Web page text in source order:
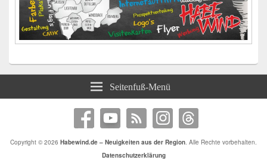
Seitenfuß-Menü
Copyright © 2026 Habewind.de – Neuigkeiten aus der Region. Alle Rechte vorbehalten.
Datenschutzerklärung